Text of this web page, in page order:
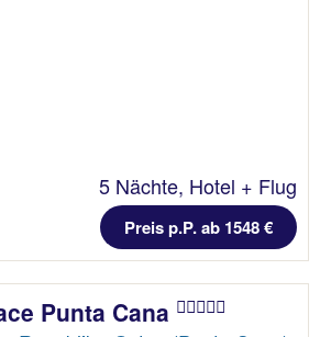
5 Nächte, Hotel + Flug
Preis p.P. ab 1548 €
Punta Cana